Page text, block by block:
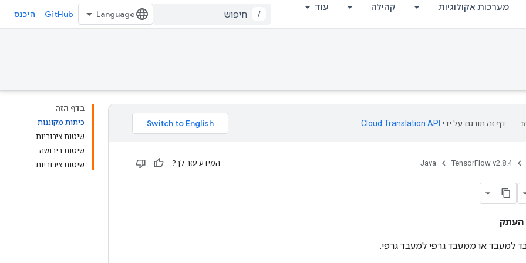
מערכות אקולוגיות קהילה עוד
/
GitHub היכנס
בדף הזה
כיתות מקוננות
שיטות ציבוריות
שיטות בירושה
שיטות ציבוריות
דף זה תורגם על ידי Cloud Translation API
TensorFlow v2.8.4
Java המידע עזר לך?
העתק
למעבד או ממעבד גרפי למעבד גרפי.